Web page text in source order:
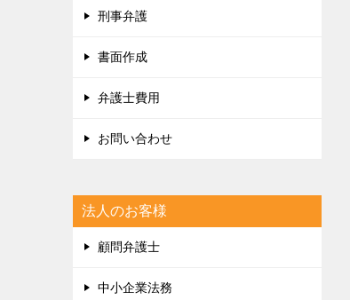
刑事弁護
書面作成
弁護士費用
お問い合わせ
法人のお客様
顧問弁護士
中小企業法務